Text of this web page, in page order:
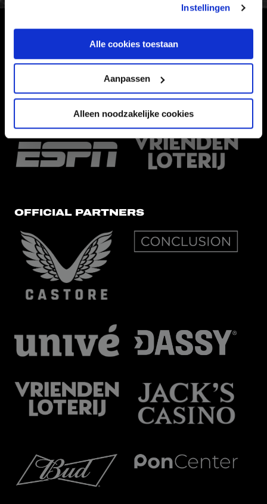
Instellingen
Alle cookies toestaan
Aanpassen
Alleen noodzakelijke cookies
HOOFDSPONSOR
EREDIVISIEPARTNERS
OFFICIAL PARTNERS